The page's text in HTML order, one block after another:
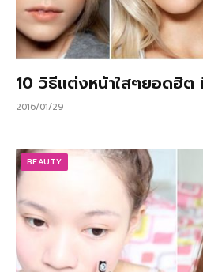
10 วิธีแต่งหน้าใสๆยอดฮิต
2016/01/29
BEAUTY